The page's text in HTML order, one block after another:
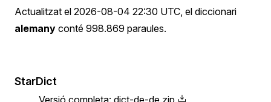
Actualitzat el 2026-08-04 22:30 UTC , el diccionari
alemany conté 998.869 paraules.
StarDict
Versió completa: dict-de-de.zip